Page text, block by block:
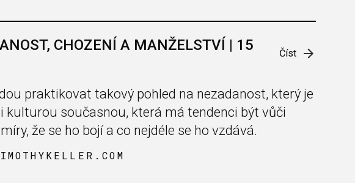
CHOZENÍ A MANŽELSTVÍ | 15
Číst
praktikovat takový pohled na nezadanost, který je
současnou, která má tendenci být vůči
že se ho bojí a co nejdéle se ho vzdává.